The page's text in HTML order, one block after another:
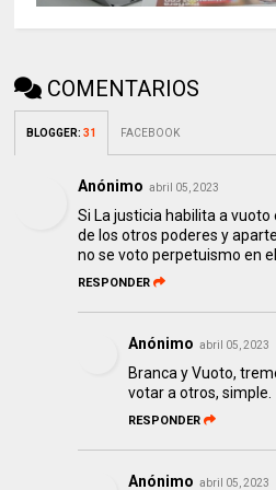
COMENTARIOS
BLOGGER:31 FACEBOOK
Anónimo abril 05, 2023
Si La justicia habilita a
de los otros poderes y
no se voto perpetuismo en
RESPONDER
Anónimo abril 05, 2023
Branca y Vuoto,
votar a otros, simple.
RESPONDER
Anónimo abril 05, 2023